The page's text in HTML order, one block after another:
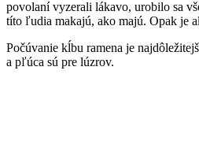
povolaní vyzerali lákavo, urobilo sa
títo ľudia makajú, ako majú. Opak je
Počúvanie kĺbu ramena je
a pľúca sú pre lúzrov.